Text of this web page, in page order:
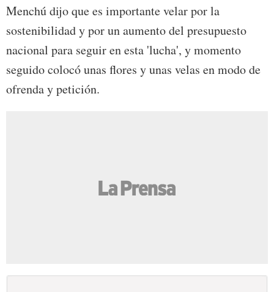
Menchú dijo que es importante velar por la
sostenibilidad y por un aumento del presupuesto
nacional para seguir en esta 'lucha', y momento
seguido colocó unas flores y unas velas en modo de
ofrenda y petición.